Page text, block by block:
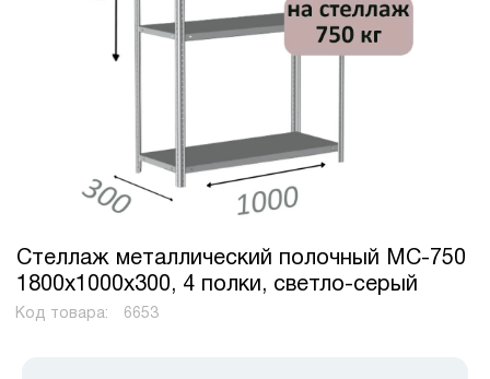
Стеллаж металлический полочный МС-750
1800х1000х300, 4 полки, светло-серый
Код товара: 6653